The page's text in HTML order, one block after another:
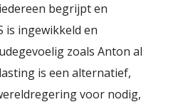
begrijpt en
is ingewikkeld en
zoals Anton al
is een alternatief,
voor nodig,